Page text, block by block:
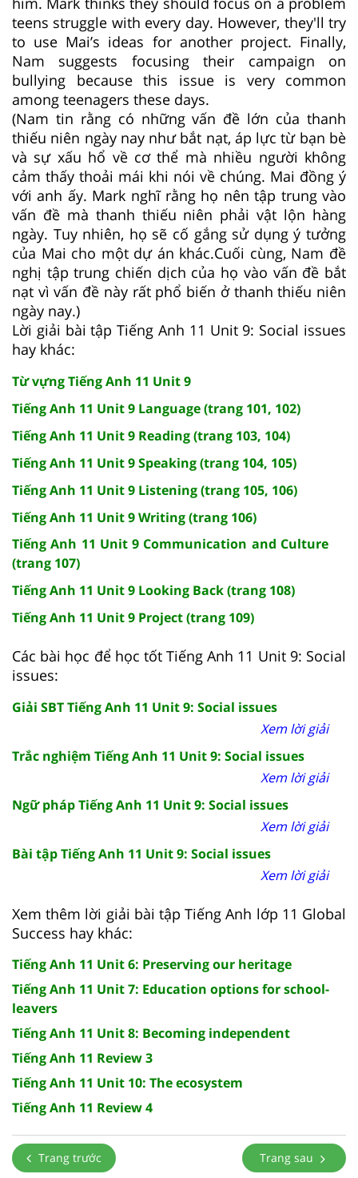
teens struggle with every day. However, they'll try
to use Mai’s ideas for another project. Finally,
Nam suggests focusing their campaign on
bullying because this issue is very common
among teenagers these days.
(Nam tin rằng có những vấn đề lớn của thanh
thiếu niên ngày nay như bắt nạt, áp lực từ bạn bè
và sự xấu hổ về cơ thể mà nhiều người không
cảm thấy thoải mái khi nói về chúng. Mai đồng ý
với anh ấy. Mark nghĩ rằng họ nên tập trung vào
vấn đề mà thanh thiếu niên phải vật lộn hàng
ngày. Tuy nhiên, họ sẽ cố gắng sử dụng ý tưởng
của Mai cho một dự án khác.Cuối cùng, Nam đề
nghị tập trung chiến dịch của họ vào vấn đề bắt
nạt vì vấn đề này rất phổ biến ở thanh thiếu niên
ngày nay.)
Lời giải bài tập Tiếng Anh 11 Unit 9: Social issues
hay khác:
Từ vựng Tiếng Anh 11 Unit 9
Tiếng Anh 11 Unit 9 Language (trang 101, 102)
Tiếng Anh 11 Unit 9 Reading (trang 103, 104)
Tiếng Anh 11 Unit 9 Speaking (trang 104, 105)
Tiếng Anh 11 Unit 9 Listening (trang 105, 106)
Tiếng Anh 11 Unit 9 Writing (trang 106)
Tiếng Anh 11 Unit 9 Communication and Culture
(trang 107)
Tiếng Anh 11 Unit 9 Looking Back (trang 108)
Tiếng Anh 11 Unit 9 Project (trang 109)
Các bài học để học tốt Tiếng Anh 11 Unit 9: Social
issues:
Giải SBT Tiếng Anh 11 Unit 9: Social issues
Xem lời giải
Trắc nghiệm Tiếng Anh 11 Unit 9: Social issues
Xem lời giải
Ngữ pháp Tiếng Anh 11 Unit 9: Social issues
Xem lời giải
Bài tập Tiếng Anh 11 Unit 9: Social issues
Xem lời giải
Xem thêm lời giải bài tập Tiếng Anh lớp 11 Global
Success hay khác:
Tiếng Anh 11 Unit 6: Preserving our heritage
Tiếng Anh 11 Unit 7: Education options for school-
leavers
Tiếng Anh 11 Unit 8: Becoming independent
Tiếng Anh 11 Review 3
Tiếng Anh 11 Unit 10: The ecosystem
Tiếng Anh 11 Review 4
Trang trước Trang sau